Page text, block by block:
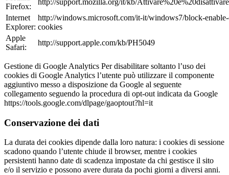
Firefox:
http://support.mozilla.org/it/kb/
Internet
Explorer:
http://windows.microsoft.com/it-it/windows7/block-
cookies
Apple
Safari:
http://support.apple.com/kb/PH5049
Gestione di Google Analytics Per disabilitare soltanto l’uso dei
cookies di Google Analytics l’utente può utilizzare il componente
aggiuntivo messo a disposizione da Google al seguente
collegamento seguendo la procedura di opt-out indicata da Google
https://tools.google.com/dlpage/gaoptout?hl=it
Conservazione dei dati
La durata dei cookies dipende dalla loro natura: i cookies di sessione
scadono quando l’utente chiude il browser, mentre i cookies
persistenti hanno date di scadenza impostate da chi gestisce il sito
e/o il servizio e possono avere durata da pochi giorni a diversi anni.